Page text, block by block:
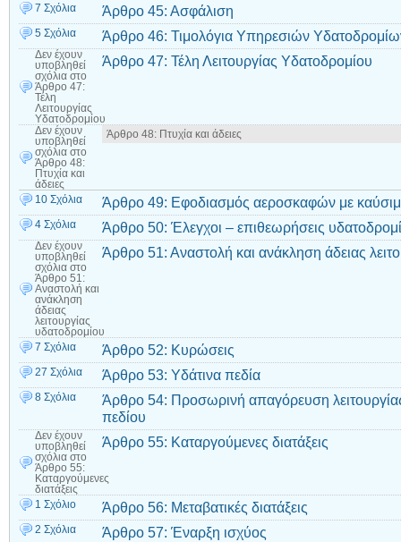
7 Σχόλια Άρθρο 45: Ασφάλιση
5 Σχόλια Άρθρο 46: Τιμολόγια Υπηρεσιών
Δεν έχουν
υποβληθεί
σχόλια στο
Άρθρο 47:
Τέλη
Λειτουργίας
Υδατοδρομίου
Άρθρο 47: Τέλη Λειτουργίας Υδατοδρομίου
Δεν έχουν
υποβληθεί
σχόλια στο
Άρθρο 48:
Πτυχία και
άδειες
Άρθρο 48: Πτυχία και άδειες
10 Σχόλια Άρθρο 49: Εφοδιασμός αεροσκαφών με
4 Σχόλια Άρθρο 50: Έλεγχοι – επιθεωρήσεις
Δεν έχουν
υποβληθεί
σχόλια στο
Άρθρο 51:
Αναστολή και
ανάκληση
άδειας
λειτουργίας
υδατοδρομίου
Άρθρο 51: Αναστολή και ανάκληση άδειας
7 Σχόλια Άρθρο 52: Κυρώσεις
27 Σχόλια Άρθρο 53: Υδάτινα πεδία
8 Σχόλια
Άρθρο 54: Προσωρινή απαγόρευση
πεδίου
Δεν έχουν
υποβληθεί
σχόλια στο
Άρθρο 55:
Καταργούμενες
διατάξεις
Άρθρο 55: Καταργούμενες διατάξεις
1 Σχόλιο Άρθρο 56: Μεταβατικές διατάξεις
2 Σχόλια Άρθρο 57: Έναρξη ισχύος